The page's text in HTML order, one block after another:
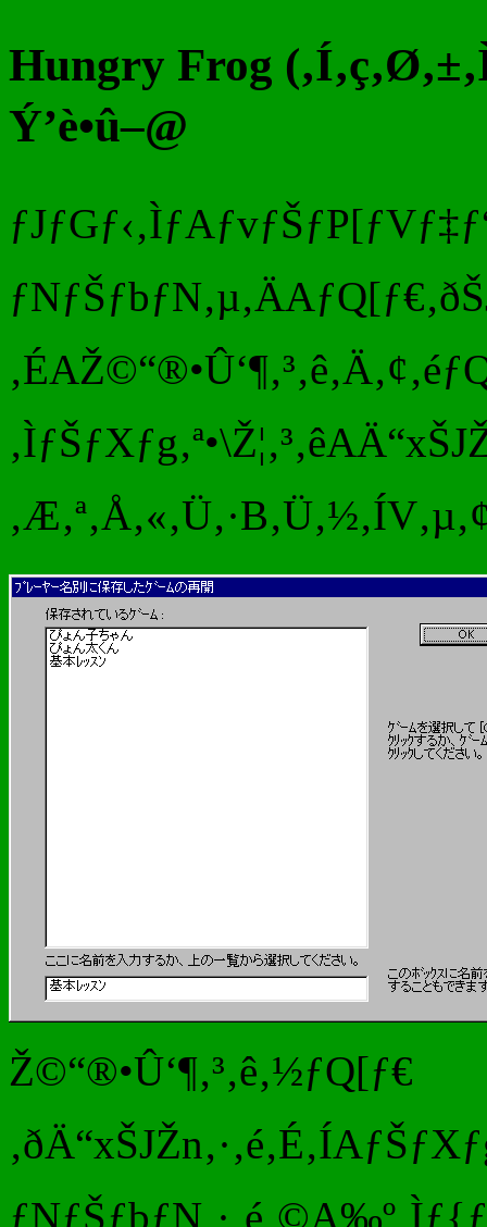
Hungry Frog
Ý’è•û–@
Ž©“®•Û‘¶‚³‚ê‚½ƒQ[ƒ€